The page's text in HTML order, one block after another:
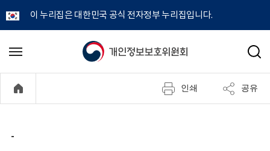
이 누리집은 대한민국 공식 전자정부 누리집입니다.
개
정
메
기
검
인쇄 공유
-